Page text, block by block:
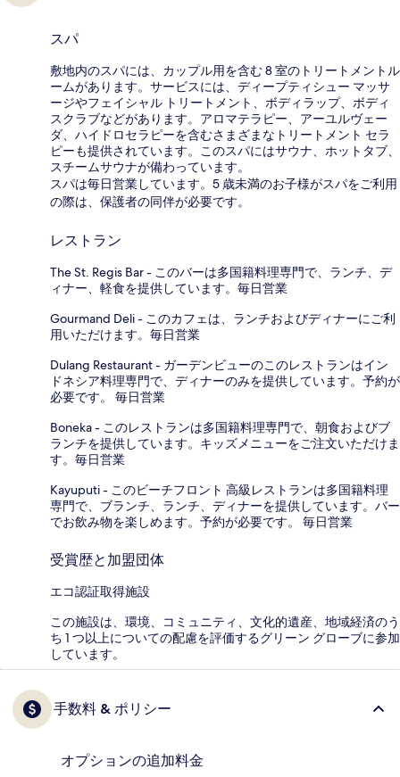
スパ
敷地内のスパには、カップル用を含む 8 室のトリートメントル
ームがあります。サービスには、ディープティシュー マッサ
ージやフェイシャル トリートメント、ボディラップ、ボディ
スクラブなどがあります。アロマテラピー、アーユルヴェー
ダ、ハイドロセラピーを含むさまざまなトリートメント セラ
ピーも提供されています。このスパにはサウナ、ホットタブ、
スチームサウナが備わっています。
スパは毎日営業しています。5 歳未満のお子様がスパをご利用
の際は、保護者の同伴が必要です。
レストラン
The St. Regis Bar - このバーは多国籍料理専門で、ランチ、デ
ィナー、軽食を提供しています。毎日営業
Gourmand Deli - このカフェは、ランチおよびディナーにご利
用いただけます。毎日営業
Dulang Restaurant - ガーデンビューのこのレストランはイン
ドネシア料理専門で、ディナーのみを提供しています。予約が
必要です。 毎日営業
Boneka - このレストランは多国籍料理専門で、朝食およびブ
ランチを提供しています。キッズメニューをご注文いただけま
す。毎日営業
Kayuputi - このビーチフロント 高級レストランは多国籍料理
専門で、ブランチ、ランチ、ディナーを提供しています。バー
でお飲み物を楽しめます。予約が必要です。 毎日営業
受賞歴と加盟団体
エコ認証取得施設
この施設は、環境、コミュニティ、文化的遺産、地域経済のう
ち 1 つ以上についての配慮を評価するグリーン グローブに参加
しています。
手数料 & ポリシー
オプションの追加料金